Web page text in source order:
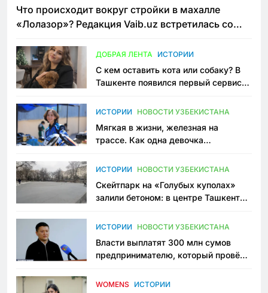
Что происходит вокруг стройки в махалле
«Лолазор»? Редакция Vaib.uz встретилась со
ДОБРАЯ ЛЕНТА ИСТОРИИ
С кем оставить кота или собаку? В
Ташкенте появился первый сервис
ИСТОРИИ НОВОСТИ УЗБЕКИСТАНА
Мягкая в жизни, железная на
трассе. Как одна девочка
Узбекистане
ИСТОРИИ НОВОСТИ УЗБЕКИСТАНА
Скейтпарк на «Голубых куполах»
залили бетоном: в центре Ташкента
пространство
ИСТОРИИ НОВОСТИ УЗБЕКИСТАНА
Власти выплатят 300 млн сумов
предпринимателю, который провёл
приговору
WOMENS ИСТОРИИ